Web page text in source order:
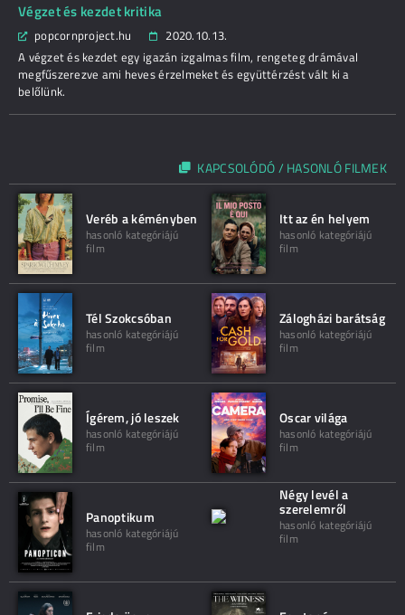
Végzet és kezdet kritika
popcornproject.hu
2020.10.13.
A végzet és kezdet egy igazán izgalmas film, rengeteg drámával
megfűszerezve ami heves érzelmeket és együttérzést vált ki a
belőlünk.
KAPCSOLÓDÓ / HASONLÓ FILMEK
Veréb a kéményben
hasonló kategóriájú
film
Itt az én helyem
hasonló kategóriájú
film
Tél Szokcsóban
hasonló kategóriájú
film
Zálogházi barátság
hasonló kategóriájú
film
Ígérem, jó leszek
hasonló kategóriájú
film
Oscar világa
hasonló kategóriájú
film
Panoptikum
hasonló kategóriájú
film
Négy levél a
szerelemről
hasonló kategóriájú
film